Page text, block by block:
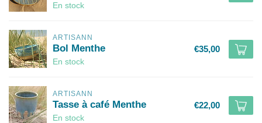
En stock
ARTISANN
Bol Menthe
En stock
€35,00
ARTISANN
Tasse à café Menthe
En stock
€22,00